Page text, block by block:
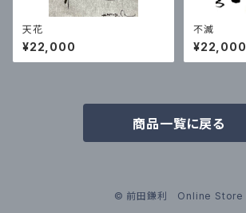
天花
¥22,000
不滅
¥22,000
商品一覧に戻る
© 前田鎌利 Online Store